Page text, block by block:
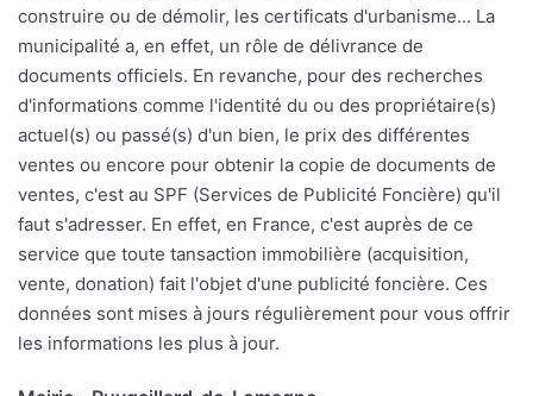
construire ou de démolir, les certificats d'urbanisme... La
municipalité a, en effet, un rôle de délivrance de
documents officiels. En revanche, pour des recherches
d'informations comme l'identité du ou des propriétaire(s)
actuel(s) ou passé(s) d'un bien, le prix des différentes
ventes ou encore pour obtenir la copie de documents de
ventes, c'est au SPF (Services de Publicité Foncière) qu'il
faut s'adresser. En effet, en France, c'est auprès de ce
service que toute tansaction immobilière (acquisition,
vente, donation) fait l'objet d'une publicité foncière. Ces
données sont mises à jours régulièrement pour vous offrir
les informations les plus à jour.